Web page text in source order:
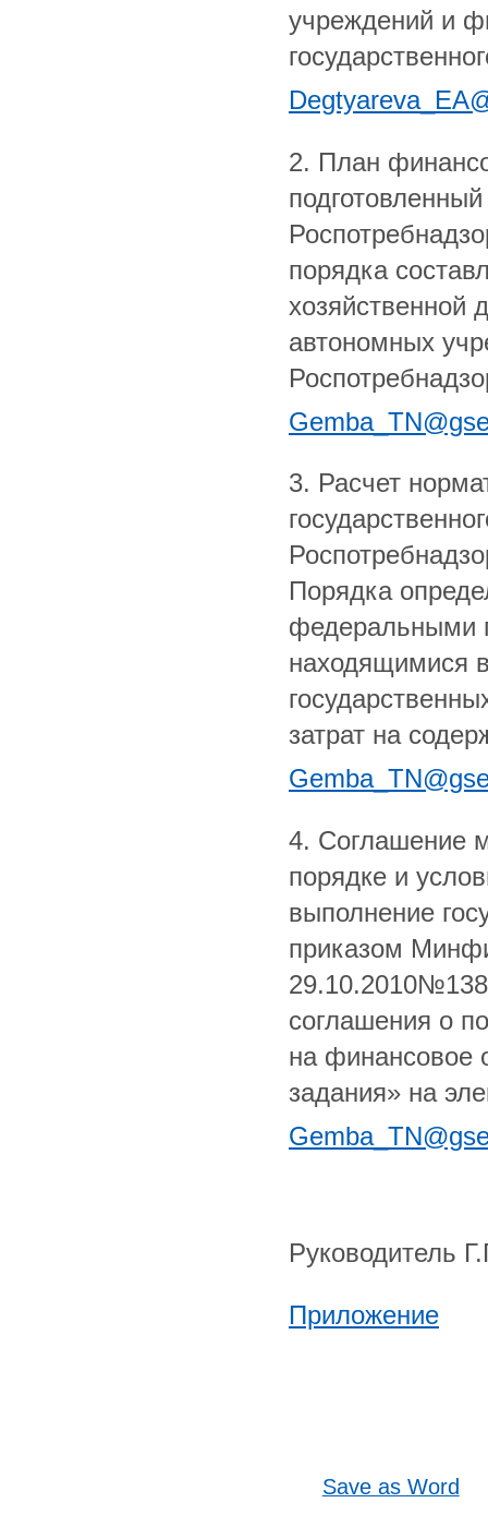
учреждений и
2. План
порядка
хозяйственной
автономных
3. Расчет
Порядка
федеральными
находящимися
затрат на
4. Соглашение
порядке и
выполнение
приказом
соглашения о
на финансовое
задания» на
Руководитель
Приложение
Save as Word